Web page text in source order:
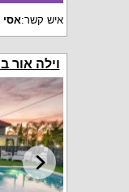
איש קשר:אסי
וילה אור